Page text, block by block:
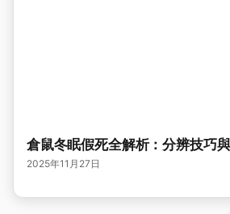
倉鼠冬眠假死全解析：分辨技巧
2025年11月27日